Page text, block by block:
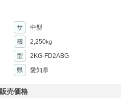
サ
中型
積 2,250kg
型
2KG-FD2ABG
県 愛知県
販売価格